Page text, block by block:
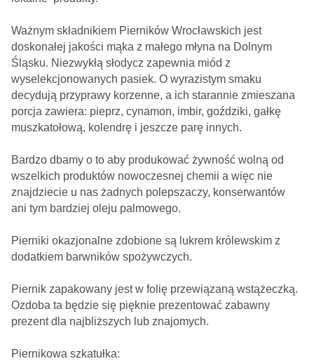
Ważnym składnikiem Pierników Wrocławskich jest
doskonałej jakości mąka z małego młyna na Dolnym
Śląsku. Niezwykłą słodycz zapewnia miód z
wyselekcjonowanych pasiek. O wyrazistym smaku
decydują przyprawy korzenne, a ich starannie zmieszana
porcja zawiera: pieprz, cynamon, imbir, goździki, gałkę
muszkatołową, kolendrę i jeszcze parę innych.
Bardzo dbamy o to aby produkować żywność wolną od
wszelkich produktów nowoczesnej chemii a więc nie
znajdziecie u nas żadnych polepszaczy, konserwantów
ani tym bardziej oleju palmowego.
Pierniki okazjonalne zdobione są lukrem królewskim z
dodatkiem barwników spożywczych.
Piernik zapakowany jest w folię przewiązaną wstążeczką.
Ozdoba ta będzie się pięknie prezentować zabawny
prezent dla najbliższych lub znajomych.
Piernikowa szkatułka: